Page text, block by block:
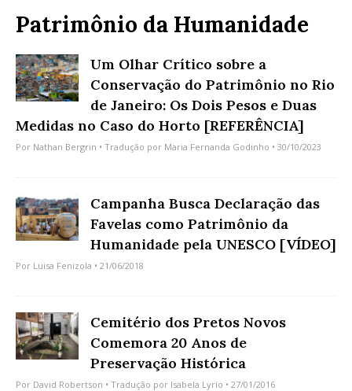
Patrimônio da Humanidade
Um Olhar Crítico sobre a
Conservação do Patrimônio no Rio
de Janeiro: Os Dois Pesos e Duas
Medidas no Caso do Horto [REFERÊNCIA]
Por Nathan Bergrin • Tradução por Maria Fernanda Godinho • 30/10/2023
Campanha Busca Declaração das
Favelas como Patrimônio da
Humanidade pela UNESCO [VÍDEO]
Por Luisa Fenizola • 21/06/2018
Cemitério dos Pretos Novos
Comemora 20 Anos de
Preservação Histórica
Por David Robertson • Tradução por Isabela Lyrio • 27/01/2016